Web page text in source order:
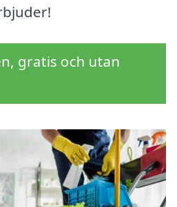
gratis och utan